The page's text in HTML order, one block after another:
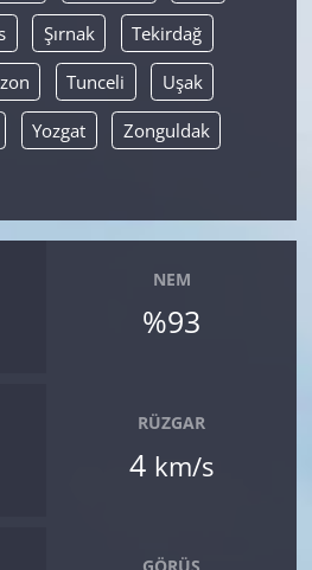
Şırnak Tekirdağ
Tunceli Uşak
Yozgat Zonguldak
NEM
%93
RÜZGAR
4 km/s